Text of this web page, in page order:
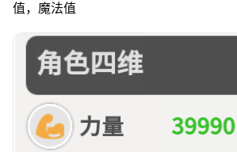
值，魔法值